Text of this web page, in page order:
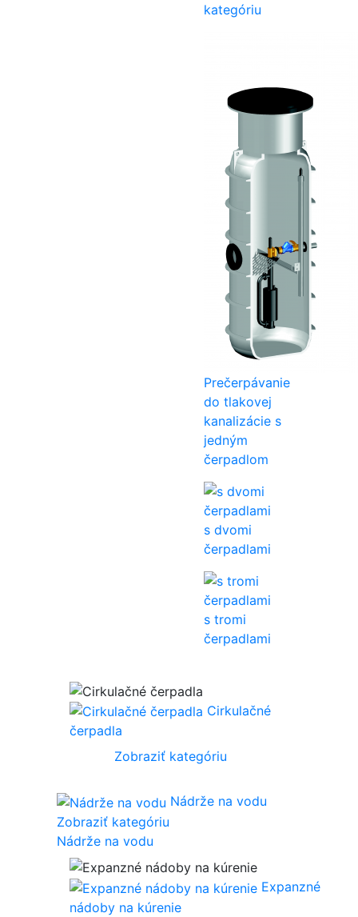
kategóriu
Prečerpávanie
do tlakovej
kanalizácie s
jedným
čerpadlom
s dvomi
čerpadlami
s tromi
čerpadlami
Cirkulačné
čerpadla
Zobraziť kategóriu
Nádrže na vodu
Zobraziť kategóriu
Nádrže na vodu
Expanzné
nádoby na kúrenie